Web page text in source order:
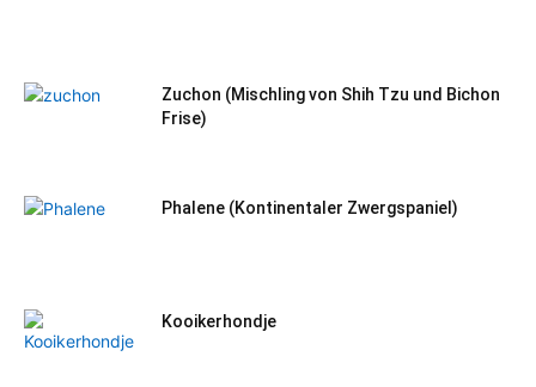
Zuchon (Mischling von Shih Tzu und Bichon
Frise)
Phalene (Kontinentaler Zwergspaniel)
Kooikerhondje